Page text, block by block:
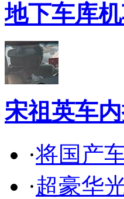
地下车库
宋祖英车
·将国产
·超豪华